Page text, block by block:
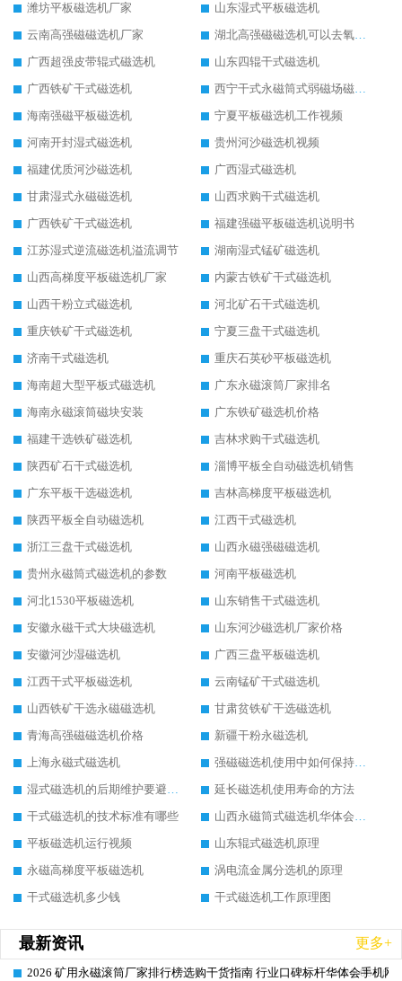
潍坊平板磁选机厂家
山东湿式平板磁选机
云南高强磁磁选机厂家
湖北高强磁磁选机可以去氧化铝
广西超强皮带辊式磁选机
山东四辊干式磁选机
广西铁矿干式磁选机
西宁干式永磁筒式弱磁场磁选机结构图
海南强磁平板磁选机
宁夏平板磁选机工作视频
河南开封湿式磁选机
贵州河沙磁选机视频
福建优质河沙磁选机
广西湿式磁选机
甘肃湿式永磁磁选机
山西求购干式磁选机
广西铁矿干式磁选机
福建强磁平板磁选机说明书
江苏湿式逆流磁选机溢流调节
湖南湿式锰矿磁选机
山西高梯度平板磁选机厂家
内蒙古铁矿干式磁选机
山西干粉立式磁选机
河北矿石干式磁选机
重庆铁矿干式磁选机
宁夏三盘干式磁选机
济南干式磁选机
重庆石英砂平板磁选机
海南超大型平板式磁选机
广东永磁滚筒厂家排名
海南永磁滚筒磁块安装
广东铁矿磁选机价格
福建干选铁矿磁选机
吉林求购干式磁选机
陕西矿石干式磁选机
淄博平板全自动磁选机销售
广东平板干选磁选机
吉林高梯度平板磁选机
陕西平板全自动磁选机
江西干式磁选机
浙江三盘干式磁选机
山西永磁强磁磁选机
贵州永磁筒式磁选机的参数
河南平板磁选机
河北1530平板磁选机
山东销售干式磁选机
安徽永磁干式大块磁选机
山东河沙磁选机厂家价格
安徽河沙湿磁选机
广西三盘平板磁选机
江西干式平板磁选机
云南锰矿干式磁选机
山西铁矿干选永磁磁选机
甘肃贫铁矿干选磁选机
青海高强磁磁选机价格
新疆干粉永磁选机
上海永磁式磁选机
强磁磁选机使用中如何保持其顺畅运行
湿式磁选机的后期维护要避开哪些坑
延长磁选机使用寿命的方法
干式磁选机的技术标准有哪些
山西永磁筒式磁选机华体会手机网页版-华体会(中国)
平板磁选机运行视频
山东辊式磁选机原理
永磁高梯度平板磁选机
涡电流金属分选机的原理
干式磁选机多少钱
干式磁选机工作原理图
最新资讯 更多+
2026-06-26
2026 矿用永磁滚筒厂家排行榜选购干货指南 行业口碑标杆华体会手机网